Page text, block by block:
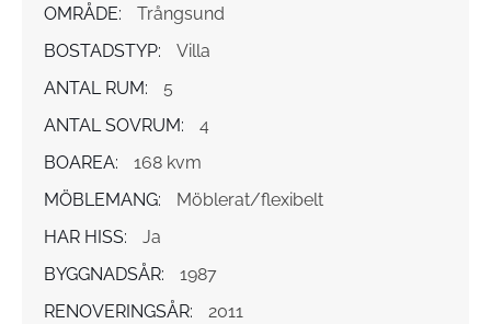
OMRÅDE:
Trångsund
BOSTADSTYP:
Villa
ANTAL RUM:
5
ANTAL SOVRUM:
4
BOAREA:
168 kvm
MÖBLEMANG:
Möblerat/flexibelt
HAR HISS:
Ja
BYGGNADSÅR:
1987
RENOVERINGSÅR:
2011